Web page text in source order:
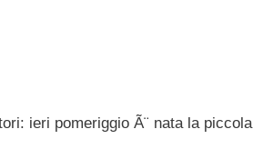
ieri pomeriggio Ã¨ nata la piccola